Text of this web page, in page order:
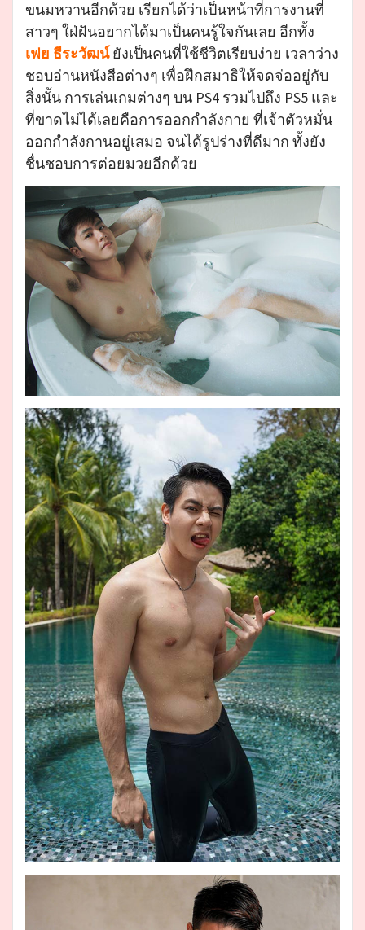
ขนมหวานอีกด้วย เรียกได้ว่าเป็นหน้าที่การงานที่
สาวๆ ใฝ่ฝันอยากได้มาเป็นคนรู้ใจกันเลย อีกทั้ง
เฟย ธีระวัฒน์ยังเป็นคนที่ใช้ชีวิตเรียบง่าย เวลาว่าง
ชอบอ่านหนังสือต่างๆ เพื่อฝึกสมาธิให้จดจ่ออยู่กับ
สิ่งนั้น การเล่นเกมต่างๆ บน PS4 รวมไปถึง PS5 และ
ที่ขาดไม่ได้เลยคือการออกกำลังกาย ที่เจ้าตัวหมั่น
ออกกำลังกานอยู่เสมอ จนได้รูปร่างที่ดีมาก ทั้งยัง
ชื่นชอบการต่อยมวยอีกด้วย